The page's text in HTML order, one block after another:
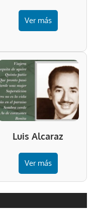
Ver más
Luis Alcaraz
Ver más